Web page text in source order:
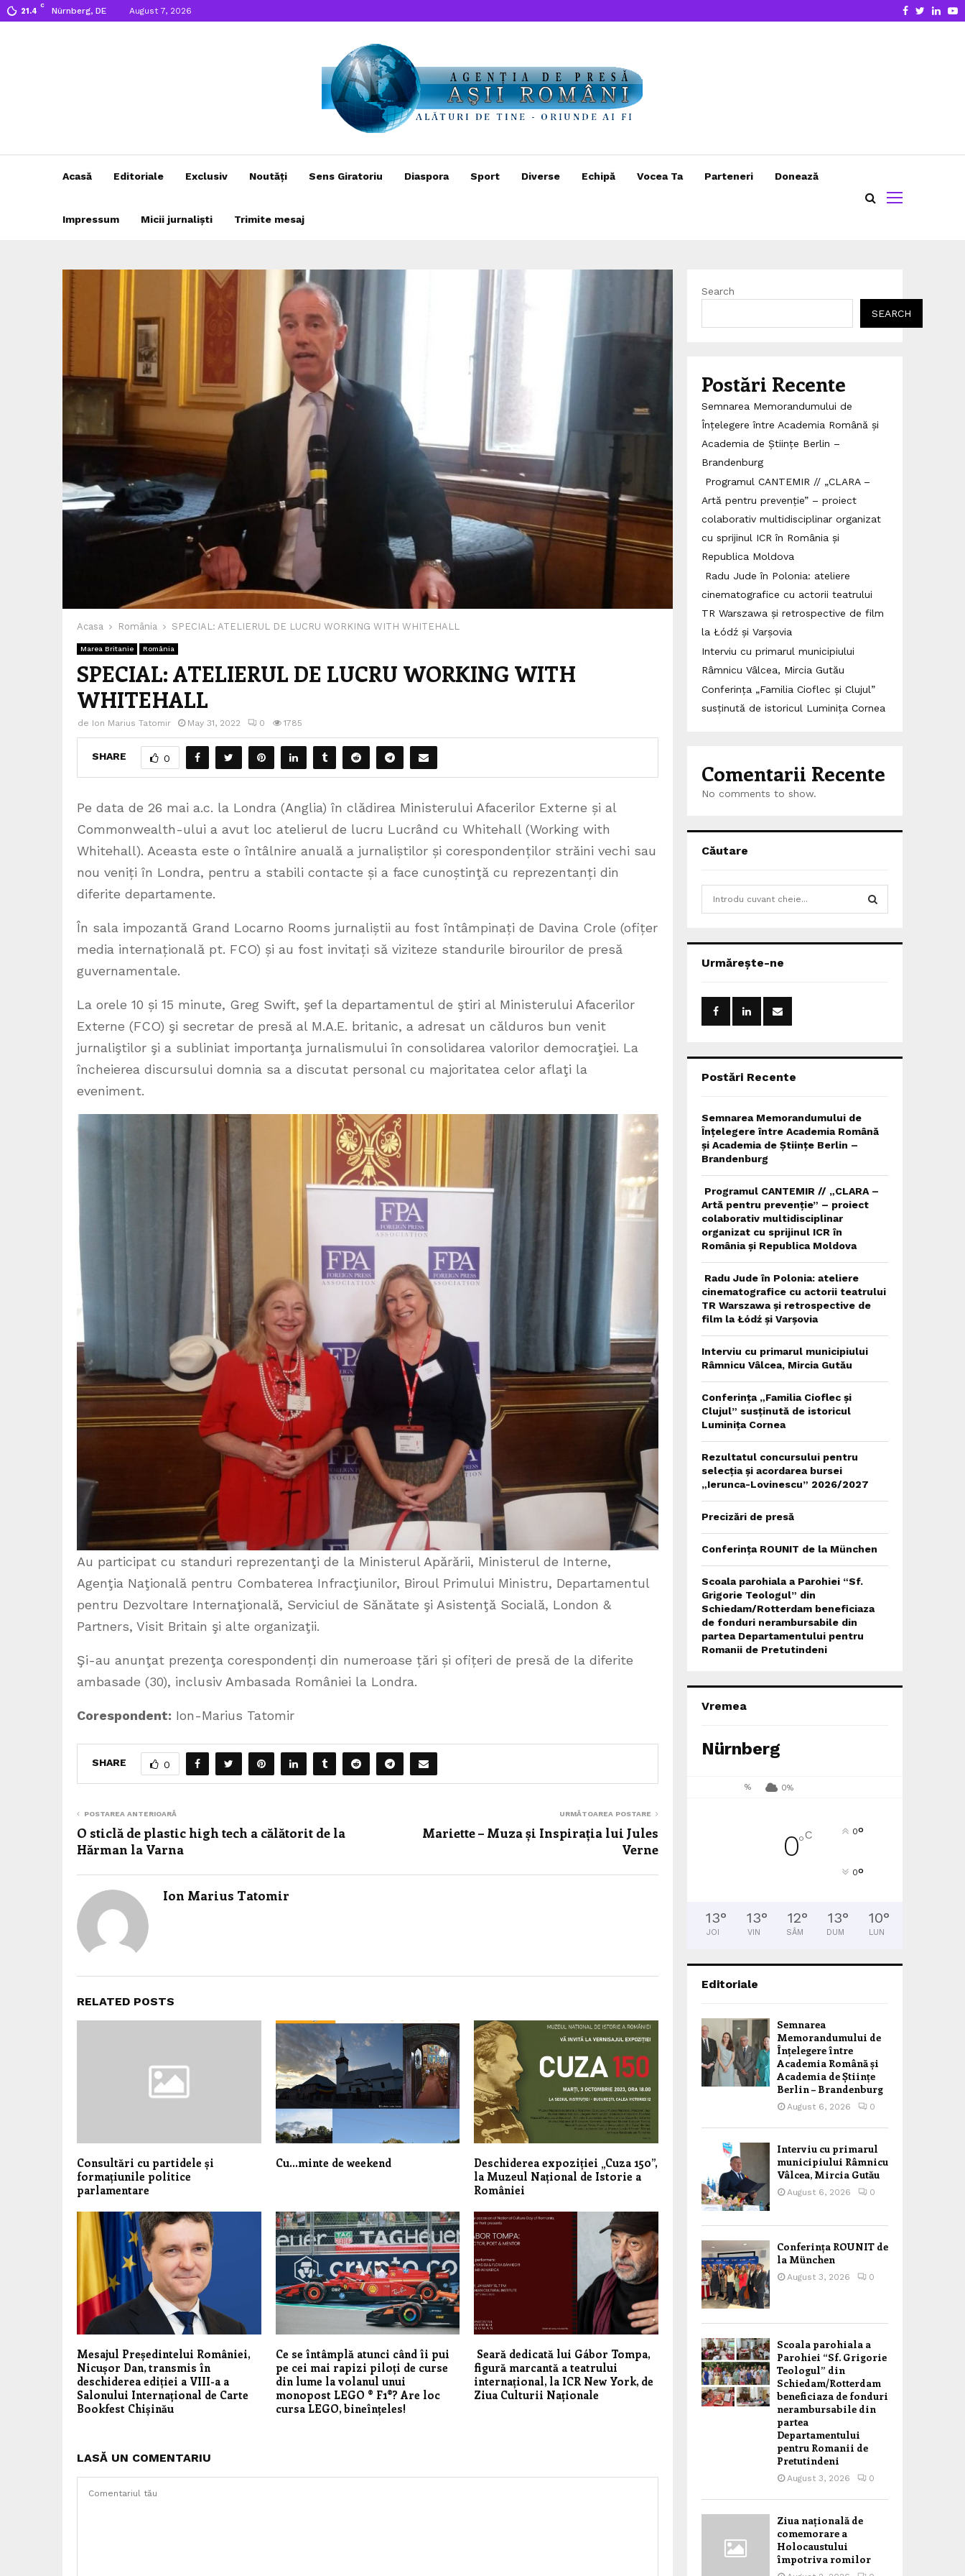
21.4
C
Nürnberg, DE August 7, 2026 Facebook
Twitter
Acasă Editoriale Exclusiv Noutăți Sens Giratoriu Diaspora Sport Diverse Echipă Vocea Ta Parteneri Donează
Impressum Micii jurnaliști Trimite mesaj
Acasa România SPECIAL: ATELIERUL DE LUCRU WORKING WITH WHITEHALL
Marea Britanie România
SPECIAL: ATELIERUL DE LUCRU WORKING WITH
WHITEHALL
de Ion Marius Tatomir May 31, 2022 0 1785
SHARE 0
Pe data de 26 mai a.c. la Londra (Anglia) în clădirea Ministerului Afacerilor Externe și al
Commonwealth-ului a avut loc atelierul de lucru Lucrând cu Whitehall (Working with
Whitehall). Aceasta este o întâlnire anuală a jurnaliștilor și corespondenților străini vechi sau
nou veniți în Londra, pentru a stabili contacte și a face cunoștinţă cu reprezentanți din
diferite departamente.
În sala impozantă Grand Locarno Rooms jurnaliștii au fost întâmpinați de Davina Crole (ofițer
media internațională pt. FCO) și au fost invitați să viziteze standurile birourilor de presă
guvernamentale.
La orele 10 și 15 minute, Greg Swift, şef la departamentul de ştiri al Ministerului Afacerilor
Externe (FCO) şi secretar de presă al M.A.E. britanic, a adresat un călduros bun venit
jurnaliştilor şi a subliniat importanţa jurnalismului în consolidarea valorilor democraţiei. La
încheierea discursului domnia sa a discutat personal cu majoritatea celor aflaţi la
eveniment.
Au participat cu standuri reprezentanţi de la Ministerul Apărării, Ministerul de Interne,
Agenţia Naţională pentru Combaterea Infracţiunilor, Biroul Primului Ministru, Departamentul
pentru Dezvoltare Internaţională, Serviciul de Sănătate şi Asistenţă Socială, London &
Partners, Visit Britain şi alte organizaţii.
Şi-au anunţat prezenţa corespondenți din numeroase țări și ofițeri de presă de la diferite
ambasade (30), inclusiv Ambasada României la Londra.
Corespondent: Ion-Marius Tatomir
SHARE 0
POSTAREA ANTERIOARĂ
O sticlă de plastic high tech a călătorit de la
Hărman la Varna
URMĂTOAREA POSTARE
Mariette – Muza și Inspirația lui Jules
Verne
Ion Marius Tatomir
RELATED POSTS
Consultări cu partidele și
formațiunile politice
parlamentare
Cu…minte de weekend
Deschiderea expoziției „Cuza 150”,
la Muzeul Național de Istorie a
României
Mesajul Președintelui României,
Nicușor Dan, transmis în
deschiderea ediției a VIII-a a
Salonului Internațional de Carte
Bookfest Chișinău
Ce se întâmplă atunci când îi pui
pe cei mai rapizi piloți de curse
din lume la volanul unui
monopost LEGO ® F1®? Are loc
cursa LEGO, bineînțeles!
Seară dedicată lui Gábor Tompa,
figură marcantă a teatrului
internațional, la ICR New York, de
Ziua Culturii Naționale
LASĂ UN COMENTARIU
Search
SEARCH
Postări Recente
Semnarea Memorandumului de
Înțelegere între Academia Română și
Academia de Științe Berlin –
Brandenburg
Programul CANTEMIR // „CLARA –
Artă pentru prevenție” – proiect
colaborativ multidisciplinar organizat
cu sprijinul ICR în România și
Republica Moldova
Radu Jude în Polonia: ateliere
cinematografice cu actorii teatrului
TR Warszawa și retrospective de film
la Łódź și Varșovia
Interviu cu primarul municipiului
Râmnicu Vâlcea, Mircia Gutău
Conferința „Familia Cioflec și Clujul”
susținută de istoricul Luminița Cornea
Comentarii Recente
No comments to show.
Căutare
h
o
:
Urmărește-ne
Postări Recente
Semnarea Memorandumului de
Înțelegere între Academia Română
și Academia de Științe Berlin –
Brandenburg
Programul CANTEMIR // „CLARA –
Artă pentru prevenție” – proiect
colaborativ multidisciplinar
organizat cu sprijinul ICR în
România și Republica Moldova
Radu Jude în Polonia: ateliere
cinematografice cu actorii teatrului
TR Warszawa și retrospective de
film la Łódź și Varșovia
Interviu cu primarul municipiului
Râmnicu Vâlcea, Mircia Gutău
Conferința „Familia Cioflec și
Clujul” susținută de istoricul
Luminița Cornea
Rezultatul concursului pentru
selecția și acordarea bursei
„Ierunca-Lovinescu” 2026/2027
Precizări de presă
Conferința ROUNIT de la München
Scoala parohiala a Parohiei “Sf.
Grigorie Teologul” din
Schiedam/Rotterdam beneficiaza
de fonduri nerambursabile din
partea Departamentului pentru
Romanii de Pretutindeni
Vremea
Nürnberg
% 0%
0°C 0°
0°
13°
JOI
13°
VIN
12°
SÂM
13°
DUM
10°
LUN
Editoriale
Semnarea
Memorandumului de
Înțelegere între
Academia Română și
Academia de Științe
Berlin – Brandenburg
August 6, 2026 0
Interviu cu primarul
municipiului Râmnicu
Vâlcea, Mircia Gutău
August 6, 2026 0
Conferința ROUNIT de
la München
August 3, 2026 0
Scoala parohiala a
Parohiei “Sf. Grigorie
Teologul” din
Schiedam/Rotterdam
beneficiaza de fonduri
nerambursabile din
partea
Departamentului
pentru Romanii de
Pretutindeni
August 3, 2026 0
Ziua națională de
comemorare a
Holocaustului
împotriva romilor